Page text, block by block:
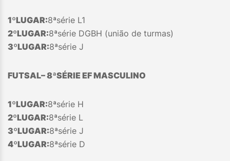
1ºLUGAR:8ªsérie L1
2ºLUGAR:8ªsérie DGBH (união de turmas)
3ºLUGAR:8ªsérie J
FUTSAL– 8ªSÉRIE EF MASCULINO
1ºLUGAR:8ªsérie H
2ºLUGAR:8ªsérie L
3ºLUGAR:8ªsérie J
4ºLUGAR:8ªsérie D